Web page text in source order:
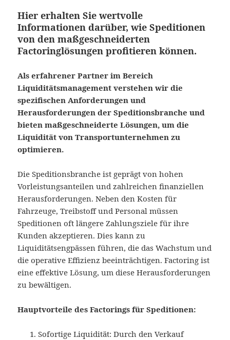
Hier erhalten Sie wertvolle
Informationen darüber, wie Speditionen
von den maßgeschneiderten
Factoringlösungen profitieren können.
Als erfahrener Partner im Bereich
Liquiditätsmanagement verstehen wir die
spezifischen Anforderungen und
Herausforderungen der Speditionsbranche und
bieten maßgeschneiderte Lösungen, um die
Liquidität von Transportunternehmen zu
optimieren.
Die Speditionsbranche ist geprägt von hohen
Vorleistungsanteilen und zahlreichen finanziellen
Herausforderungen. Neben den Kosten für
Fahrzeuge, Treibstoff und Personal müssen
Speditionen oft längere Zahlungsziele für ihre
Kunden akzeptieren. Dies kann zu
Liquiditätsengpässen führen, die das Wachstum und
die operative Effizienz beeinträchtigen. Factoring ist
eine effektive Lösung, um diese Herausforderungen
zu bewältigen.
Hauptvorteile des Factorings für Speditionen:
Sofortige Liquidität: Durch den Verkauf